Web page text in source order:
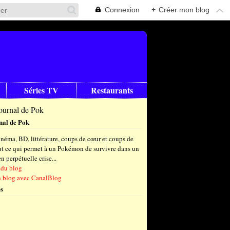
Connexion + Créer mon blog
Séries TV Restaurants
de Pok
BD, littérature, coups de cœur et coups de
ce qui permet à un Pokémon de survivre dans un
perpétuelle crise...
blog
blog avec CanalBlog